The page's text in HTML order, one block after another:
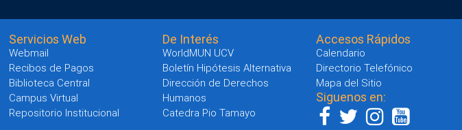
Servicios Web
Webmail
Recibos de Pagos
Biblioteca Central
Campus Virtual
Repositorio Institucional
De Interés
WorldMUN UCV
Boletín Hipótesis Alternativa
Dirección de Derechos
Humanos
Catedra Pio Tamayo
Accesos Rápidos
Calendario
Directorio Telefónico
Mapa del Sitio
Siguenos en: